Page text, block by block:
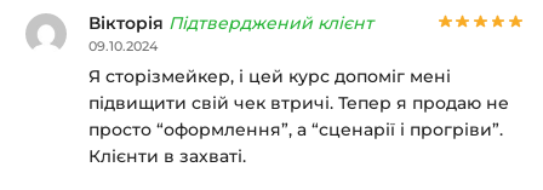
Вікторія Підтверджений клієнт
09.10.2024
Я сторізмейкер, і цей курс допоміг мені
підвищити свій чек втричі. Тепер я продаю не
просто “оформлення”, а “сценарії і прогріви”.
Клієнти в захваті.